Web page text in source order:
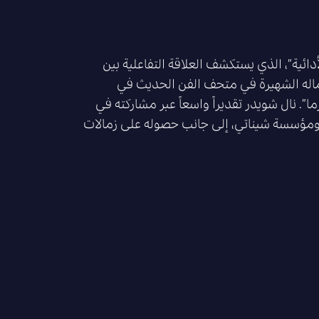
الأدائية”، الذي يستكشف العلاقة التفاعلية بين
الشهيرة في متحف الفن الحديث في
نال شويدر تقديراً واسعاً عبر مشاركته في
ومؤسسة شيناتي، إلى جانب حصوله على زمالات